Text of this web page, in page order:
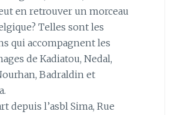
en retrouver un morceau
Telles sont les
qui accompagnent les
de Kadiatou, Nedal,
Badraldin et
depuis l’asbl Sima, Rue